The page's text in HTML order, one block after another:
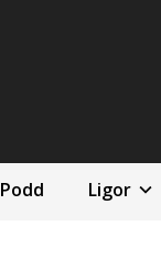
Podd Ligor